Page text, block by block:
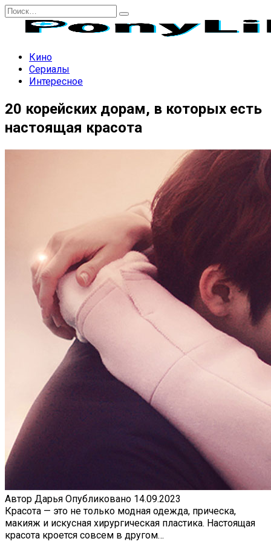
Перейти
содержанию
Search
Кино
Сериалы
Интересное
20 корейских дорам, в которых есть
настоящая красота
Автор Дарья Опубликовано 14.09.2023
Красота — это не только модная одежда, прическа,
макияж и искусная хирургическая пластика. Настоящая
красота кроется совсем в другом…